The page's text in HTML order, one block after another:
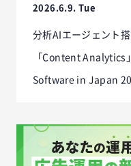
2026.6.9. Tue
分析AIエージェント
「Content Analytics
Software in Japan